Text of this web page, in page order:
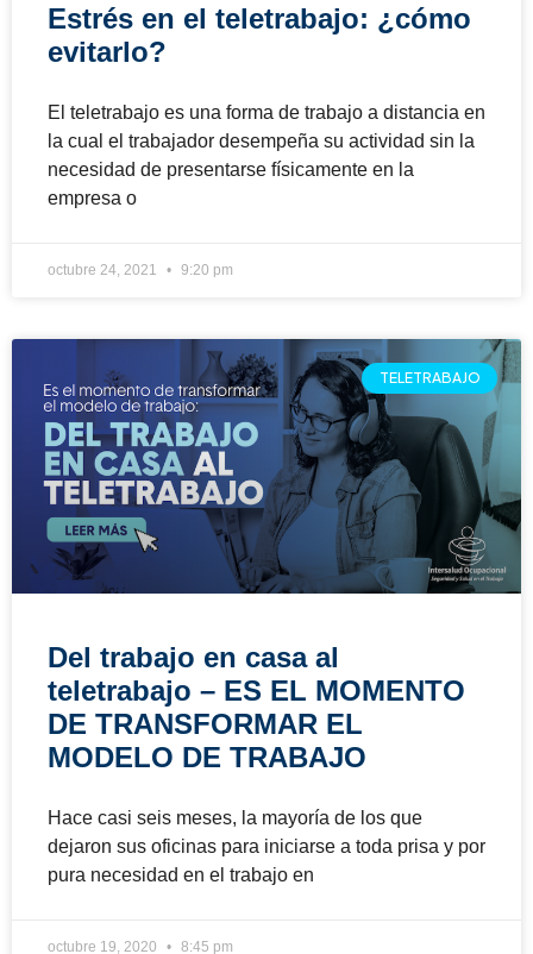
Estrés en el teletrabajo: ¿cómo
evitarlo?
El teletrabajo es una forma de trabajo a distancia en
la cual el trabajador desempeña su actividad sin la
necesidad de presentarse físicamente en la
empresa o
octubre 24, 2021 9:20 pm
TELETRABAJO
Del trabajo en casa al
teletrabajo – ES EL MOMENTO
DE TRANSFORMAR EL
MODELO DE TRABAJO
Hace casi seis meses, la mayoría de los que
dejaron sus oficinas para iniciarse a toda prisa y por
pura necesidad en el trabajo en
octubre 19, 2020 8:45 pm